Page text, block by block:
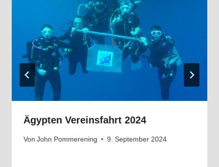
Ägypten Vereinsfahrt 2024
Von John Pommerening 9. September 2024